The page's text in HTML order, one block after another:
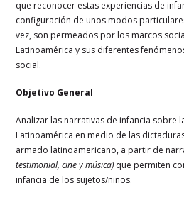
que reconocer estas experiencias de
configuración de unos modos
vez, son permeados por los marcos
Latinoamérica y sus diferentes
social.
Objetivo General
Analizar las narrativas de infancia sobre
Latinoamérica en medio de las
armado latinoamericano, a partir de
testimonial, cine y música) que permiten
infancia de los sujetos/niños.